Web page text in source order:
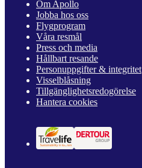
Om Apollo
Jobba hos oss
Flygprogram
Våra resmål
Press och media
Hållbart resande
Personuppgifter & integritet
Visselblåsning
Tillgänglighetsredogörelse
Hantera cookies